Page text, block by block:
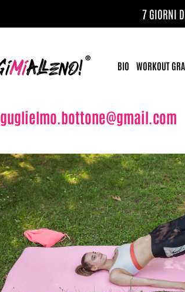
7 GIORNI
BIO WORKOUT
guglielmo.bottone@gmail.com